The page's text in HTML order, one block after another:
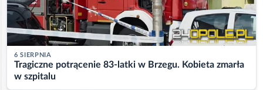
6 SIERPNIA
Tragiczne potrącenie 83-latki w Brzegu. Kobieta zmarła
w szpitalu